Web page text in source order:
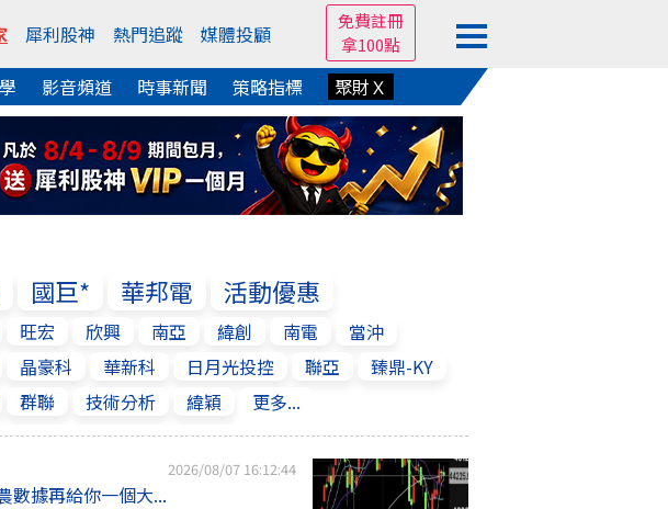
犀利股神 熱門追蹤 媒體投顧
免費註冊
拿100點
影音頻道 時事新聞 策略指標 聚財Ｘ
國巨* 華邦電 活動優惠
旺宏 欣興 南亞 緯創 南電
當沖
晶豪科 華新科 日月光投控 聯亞
臻鼎-KY
群聯 技術分析 緯穎 更多...
2026/08/07 16:12:44
數據再給你一個大...